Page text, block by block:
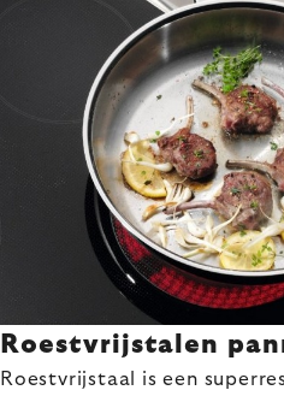
Roestvrijstalen
Roestvrijstaal is een